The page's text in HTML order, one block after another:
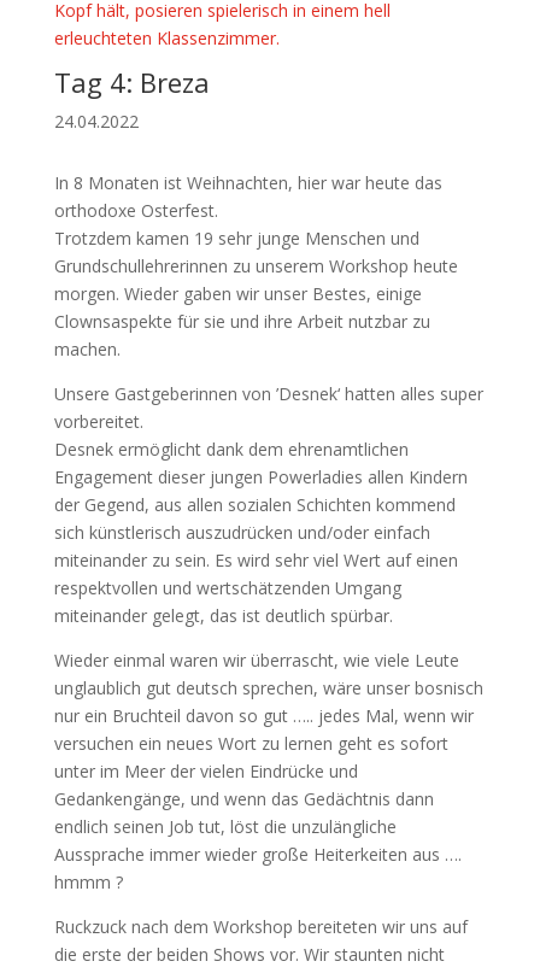
Tag 4: Breza
24.04.2022
In 8 Monaten ist Weihnachten, hier war heute das
orthodoxe Osterfest.
Trotzdem kamen 19 sehr junge Menschen und
Grundschullehrerinnen zu unserem Workshop heute
morgen. Wieder gaben wir unser Bestes, einige
Clownsaspekte für sie und ihre Arbeit nutzbar zu
machen.
Unsere Gastgeberinnen von ’Desnek‘ hatten alles super
vorbereitet.
Desnek ermöglicht dank dem ehrenamtlichen
Engagement dieser jungen Powerladies allen Kindern
der Gegend, aus allen sozialen Schichten kommend
sich künstlerisch auszudrücken und/oder einfach
miteinander zu sein. Es wird sehr viel Wert auf einen
respektvollen und wertschätzenden Umgang
miteinander gelegt, das ist deutlich spürbar.
Wieder einmal waren wir überrascht, wie viele Leute
unglaublich gut deutsch sprechen, wäre unser bosnisch
nur ein Bruchteil davon so gut ….. jedes Mal, wenn wir
versuchen ein neues Wort zu lernen geht es sofort
unter im Meer der vielen Eindrücke und
Gedankengänge, und wenn das Gedächtnis dann
endlich seinen Job tut, löst die unzulängliche
Aussprache immer wieder große Heiterkeiten aus ….
hmmm ?
Ruckzuck nach dem Workshop bereiteten wir uns auf
die erste der beiden Shows vor. Wir staunten nicht